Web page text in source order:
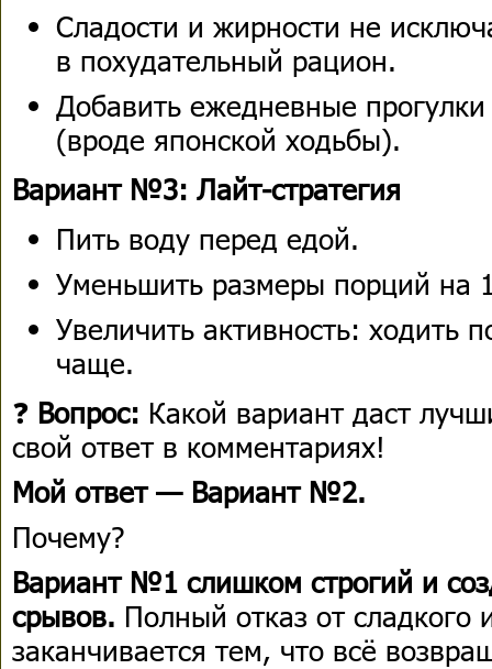
Сладости и жирности не
в похудательный рацион.
Добавить ежедневные
(вроде японской ходьбы).
Вариант №3: Лайт-стратегия
Пить воду перед едой.
Уменьшить размеры порций на
Увеличить активность: ходить
чаще.
❓ Вопрос: Какой вариант даст
свой ответ в комментариях!
Мой ответ — Вариант №2.
Почему?
Вариант №1 слишком строгий и
срывов. Полный отказ от сладкого
заканчивается тем, что всё